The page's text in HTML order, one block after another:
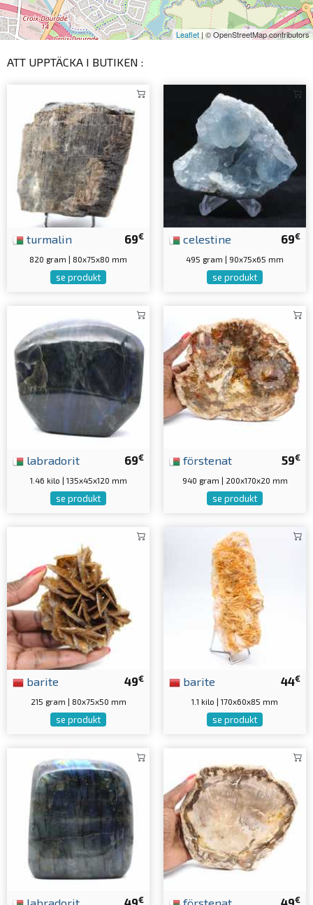
Leaflet | © OpenStreetMap contributors
ATT UPPTÄCKA I BUTIKEN :
69€
turmalin
820 gram | 80x75x80 mm
se produkt
69€
celestine
495 gram | 90x75x65 mm
se produkt
69€
labradorit
1.46 kilo | 135x45x120 mm
se produkt
59€
förstenat
940 gram | 200x170x20 mm
se produkt
49€
barite
215 gram | 80x75x50 mm
se produkt
44€
barite
1.1 kilo | 170x60x85 mm
se produkt
€ €